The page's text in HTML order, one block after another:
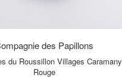
des Papillons
du Roussillon Villages Caramany
Rouge